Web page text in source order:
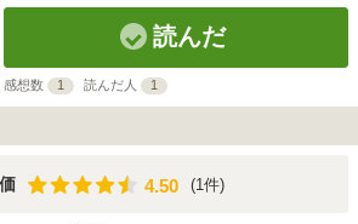
読んだ
感想数 1 読んだ人 1
4.50
4.50 (1件)